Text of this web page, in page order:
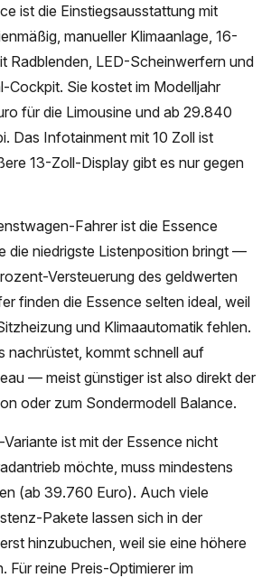
ist die Einstiegsausstattung mit
manueller Klimaanlage, 16-
Radblenden, LED-Scheinwerfern und
Cockpit. Sie kostet im Modelljahr
für die Limousine und ab 29.840
Das Infotainment mit 10 Zoll ist
13-Zoll-Display gibt es nur gegen
Fahrer ist die Essence
die niedrigste Listenposition bringt —
Versteuerung des geldwerten
finden die Essence selten ideal, weil
und Klimaautomatik fehlen.
nachrüstet, kommt schnell auf
— meist günstiger ist also direkt der
oder zum Sondermodell Balance.
ist mit der Essence nicht
möchte, muss mindestens
(ab 39.760 Euro). Auch viele
Pakete lassen sich in der
hinzubuchen, weil sie eine höhere
Für reine Preis-Optimierer im